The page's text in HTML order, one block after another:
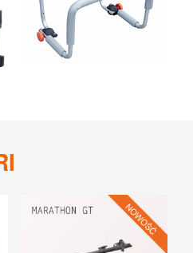
NA TYLNĄ KLAPĘ